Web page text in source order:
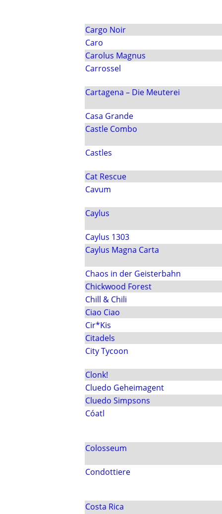
Cargo Noir
Caro
Carolus Magnus
Carrossel
Cartagena – Die Meuterei
Casa Grande
Castle Combo
Castles
Cat Rescue
Cavum
Caylus
Caylus 1303
Caylus Magna Carta
Chaos in der Geisterbahn
Chickwood Forest
Chill & Chili
Ciao Ciao
Cir*Kis
Citadels
City Tycoon
Clonk!
Cluedo Geheimagent
Cluedo Simpsons
Cóatl
Colosseum
Condottiere
Costa Rica